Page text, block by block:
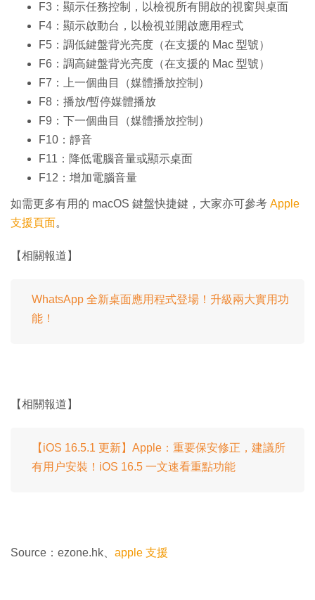
F3：顯示任務控制，以檢視所有開啟的視窗與桌面
F4：顯示啟動台，以檢視並開啟應用程式
F5：調低鍵盤背光亮度（在支援的 Mac 型號）
F6：調高鍵盤背光亮度（在支援的 Mac 型號）
F7：上一個曲目（媒體播放控制）
F8：播放/暫停媒體播放
F9：下一個曲目（媒體播放控制）
F10：靜音
F11：降低電腦音量或顯示桌面
F12：增加電腦音量
如需更多有用的 macOS 鍵盤快捷鍵，大家亦可參考 Apple
支援頁面。
【相關報道】
WhatsApp 全新桌面應用程式登場！升級兩大實用功
能！
【相關報道】
【iOS 16.5.1 更新】Apple：重要保安修正，建議所
有用户安裝！iOS 16.5 一文速看重點功能
Source：ezone.hk、 apple 支援